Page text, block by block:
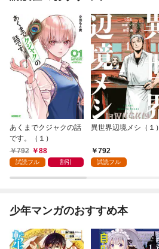
あくまでクジャクの話
です。（１）
792
88
試読フル 割引
異世界辺境メシ（１）
792
試読フル
少年マンガのおすすめ本